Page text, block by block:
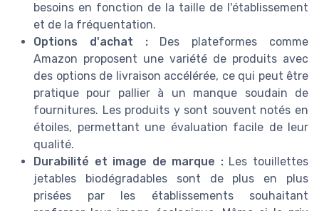
besoins en fonction de la taille de l'établissement
et de la fréquentation.
Options d'achat :Des plateformes comme
Amazon proposent une variété de produits avec
des options de livraison accélérée, ce qui peut être
pratique pour pallier à un manque soudain de
fournitures. Les produits y sont souvent notés en
étoiles, permettant une évaluation facile de leur
qualité.
Durabilité et image de marque :Les touillettes
jetables biodégradables sont de plus en plus
prisées par les établissements souhaitant